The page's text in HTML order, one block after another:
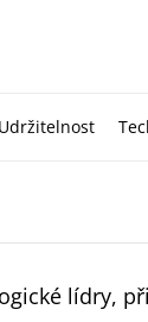
Udržitelnost
lídry,